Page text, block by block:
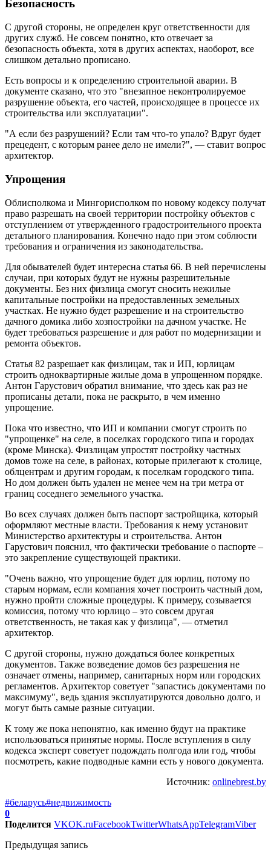
Безопасность
С другой стороны, не определен круг ответственности для
других служб. Не совсем понятно, кто отвечает за
безопасность объекта, хотя в других аспектах, наоборот, все
слишком детально прописано.
Есть вопросы и к определению строительной аварии. В
документе сказано, что это "внезапное неконтролируемое
разрушение объекта, его частей, происходящее в процессе их
строительства или эксплуатации".
"А если без разрушений? Если там что-то упало? Вдруг будет
прецедент, с которым ранее дело не имели?", — ставит вопрос
архитектор.
Упрощения
Облисполкома и Мингорисполком по новому кодексу получат
право разрешать на своей территории постройку объектов с
отступлением от утвержденного градостроительного проекта
детального планирования. Конечно надо при этом соблюсти
требования и ограничения из законодательства.
Для обывателей будет интересна статья 66. В ней перечислены
случаи, при которых будут не нужны разрешительные
документы. Без них физлица смогут сносить нежилые
капитальные постройки на предоставленных земельных
участках. Не нужно будет разрешение и на строительство
дачного домика либо хозпостройки на дачном участке. Не
будет требоваться разрешение и для работ по модернизации и
ремонта объектов.
Статья 82 разрешает как физлицам, так и ИП, юрлицам
строить одноквартирные жилые дома в упрощенном порядке.
Антон Гарустович обратил внимание, что здесь как раз не
прописаны детали, пока не раскрыто, в чем именно
упрощение.
Пока что известно, что ИП и компании смогут строить по
"упрощенке" на селе, в поселках городского типа и городах
(кроме Минска). Физлицам упростят постройку частных
домов тоже на селе, в районах, которые прилегают к столице,
облцентрам и другим городам, к поселкам городского типа.
Но дом должен быть удален не менее чем на три метра от
границ соседнего земельного участка.
Во всех случаях должен быть паспорт застройщика, который
оформляют местные власти. Требования к нему установит
Министерство архитектуры и строительства. Антон
Гарустович пояснил, что фактически требование о паспорте –
это закрепление существующей практики.
"Очень важно, что упрощение будет для юрлиц, потому по
старым нормам, если компания хочет построить частный дом,
нужно пройти сложные процедуры. К примеру, созывается
комиссия, потому что юрлицо – это совсем другая
ответственность, не такая как у физлица", — отметил
архитектор.
С другой стороны, нужно дождаться более конкретных
документов. Также возведение домов без разрешения не
означает отмены, например, санитарных норм или городских
регламентов. Архитектор советует "запастись документами по
максимуму", ведь здания эксплуатируются довольно долго, и
могут быть самые разные ситуации.
К тому же пока непонятно, как именно будут на практике
использоваться принятые нормы. После вступления в силу
кодекса эксперт советует подождать полгода или год, чтобы
посмотреть, какие подводные камни есть у нового документа.
Источник: onlinebrest.by
#беларусь#недвижимость
0
Поделится VKOK.ruFacebookTwitterWhatsAppTelegramViber
Предыдущая запись